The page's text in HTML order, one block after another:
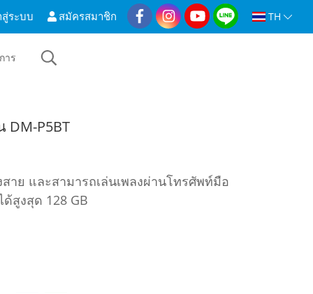
ระบบ สมัครสมาชิก TH
าร
DM-P5BT
าย และสามารถเล่นเพลงผ่านโทรศัพท์มือ
ด้สูงสุด 128 GB